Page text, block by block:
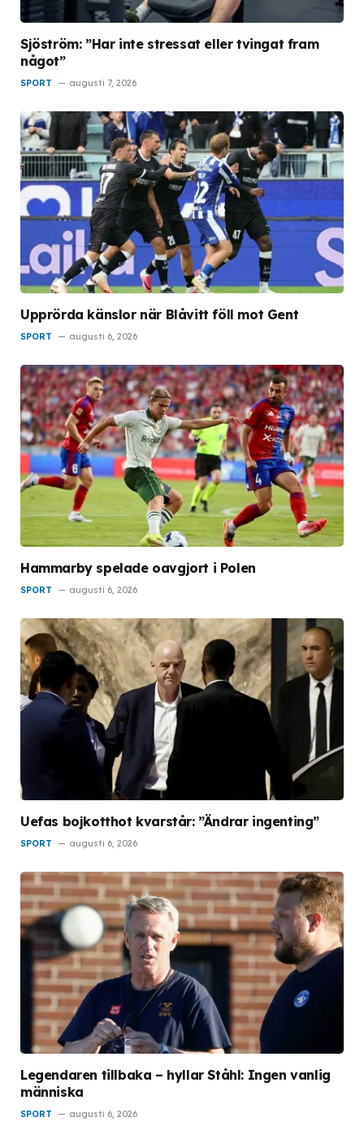
Sjöström: ”Har inte stressat eller tvingat fram
något”
SPORT augusti 7, 2026
Upprörda känslor när Blåvitt föll mot Gent
SPORT augusti 6, 2026
Hammarby spelade oavgjort i Polen
SPORT augusti 6, 2026
Uefas bojkotthot kvarstår: ”Ändrar ingenting”
SPORT augusti 6, 2026
Legendaren tillbaka – hyllar Ståhl: Ingen vanlig
människa
SPORT augusti 6, 2026